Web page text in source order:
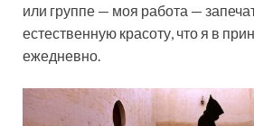
или группе — моя работа —
естественную красоту, что я в
ежедневно.